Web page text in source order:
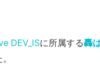
DEV_ISに所属する轟